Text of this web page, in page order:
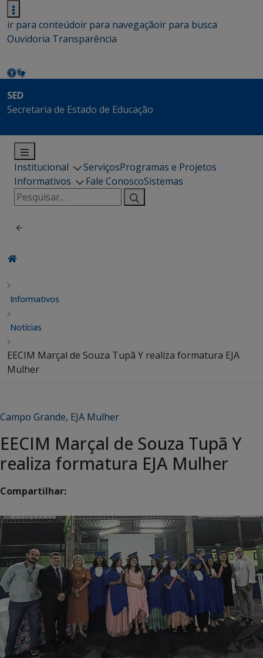
ir para conteúdoir para navegaçãoir para busca
Ouvidoria Transparência
SED
Secretaria de Estado de Educação
Institucional ServiçosProgramas e Projetos
Informativos
Fale ConoscoSistemas
Pesquisar
por:
Informativos
Notícias
EECIM Marçal de Souza Tupã Y realiza formatura EJA
Mulher
Campo Grande, EJA Mulher
EECIM Marçal de Souza Tupã Y
realiza formatura EJA Mulher
Compartilhar: